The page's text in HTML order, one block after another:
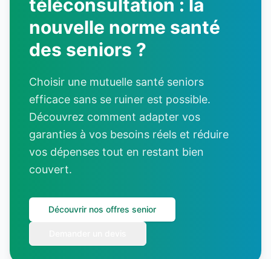
téléconsultation : la
nouvelle norme santé
des seniors ?
Choisir une mutuelle santé seniors
efficace sans se ruiner est possible.
Découvrez comment adapter vos
garanties à vos besoins réels et réduire
vos dépenses tout en restant bien
couvert.
Découvrir nos offres senior